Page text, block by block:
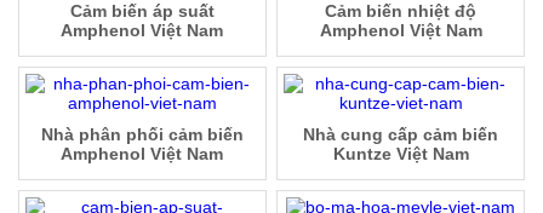
Cảm biến áp suất
Amphenol Việt Nam
Cảm biến nhiệt độ
Amphenol Việt Nam
Nhà phân phối cảm biến
Amphenol Việt Nam
Nhà cung cấp cảm biến
Kuntze Việt Nam